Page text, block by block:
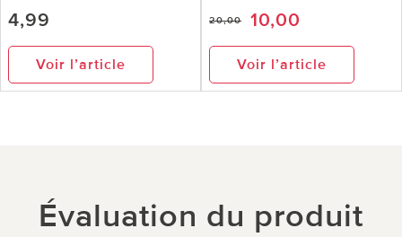
4,99
Voir l’article
20,00 10,00
Voir l’article
Évaluation du produit